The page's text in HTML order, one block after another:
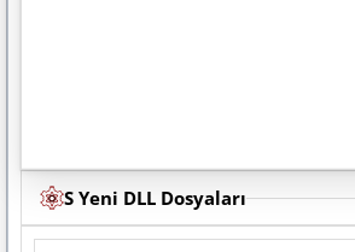
S Yeni DLL Dosyaları